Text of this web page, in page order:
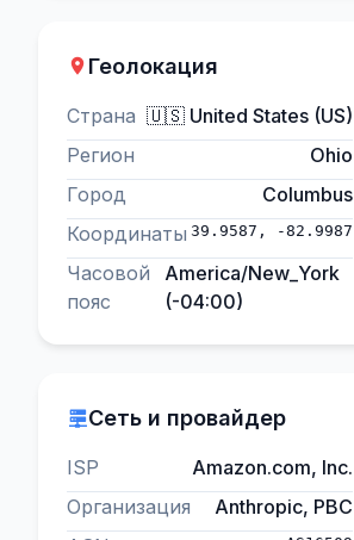
Геолокация
Страна 🇺🇸 United States (US)
Регион
Ohio
Город
Columbus
Координаты 39.9587, -82.9987
Часовой
пояс
America/New_York
(-04:00)
Сеть и провайдер
ISP
Amazon.com, Inc.
Организация
Anthropic, PBC